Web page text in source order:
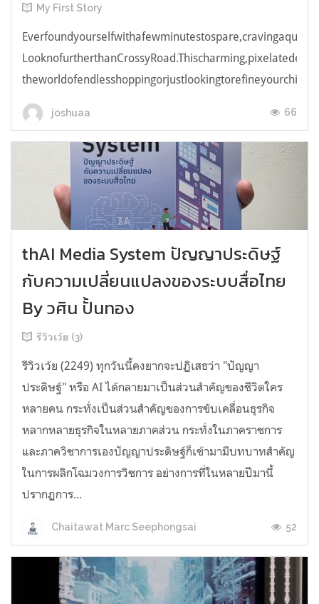
My First Story
joshuaa 66
thAI Media System ปัญญาประดิษฐ์
กับความเปลี่ยนแปลงของระบบสื่อไทย
By วศิน ปั้นทอง
รีวิวเว้ย (3)
รีวิวเว้ย (2249) ทุกวันนี้คงยากจะปฏิเสธว่า "ปัญญา
ประดิษฐ์" หรือ AI ได้กลายมาเป็นส่วนสำคัญของชีวิตใคร
หลายคน กระทั่งเป็นส่วนสำคัญของการขับเคลื่อนธุรกิจ
หลากหลายธุรกิจในหลายภาคส่วน กระทั่งในภาคราชการ
และภาควิชาการเองปัญญาประดิษฐ์ก็เข้ามามีบทบาทสำคัญ
ในการผลิกโฉมวงการวิชการ อย่างการที่ในหลายปีมานี้
ปรากฏการ...
Chaitawat Marc Seephongsai 52